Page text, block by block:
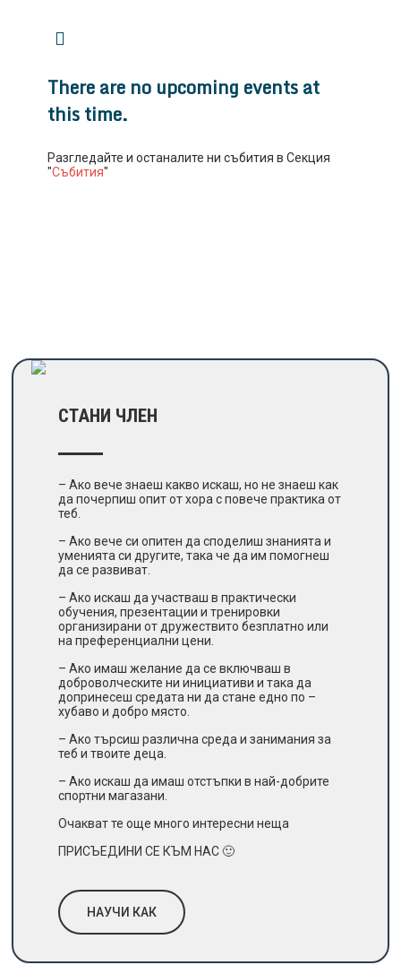
There are no upcoming events at
this time.
Разгледайте и останалите ни събития в Секция
"Събития"
СТАНИ ЧЛЕН
– Ако вече знаеш какво искаш, но не знаеш как
да почерпиш опит от хора с повече практика от
теб.
– Ако вече си опитен да споделиш знанията и
уменията си другите, така че да им помогнеш
да се развиват.
– Ако искаш да участваш в практически
обучения, презентации и тренировки
организирани от дружествито безплатно или
на преференциални цени.
– Ако имаш желание да се включваш в
доброволческите ни инициативи и така да
допринесеш средата ни да стане едно по –
хубаво и добро място.
– Ако търсиш различна среда и занимания за
теб и твоите деца.
– Ако искаш да имаш отстъпки в най-добрите
спортни магазани.
Очакват те още много интересни неща
ПРИСЪЕДИНИ СЕ КЪМ НАС 🙂
НАУЧИ КАК